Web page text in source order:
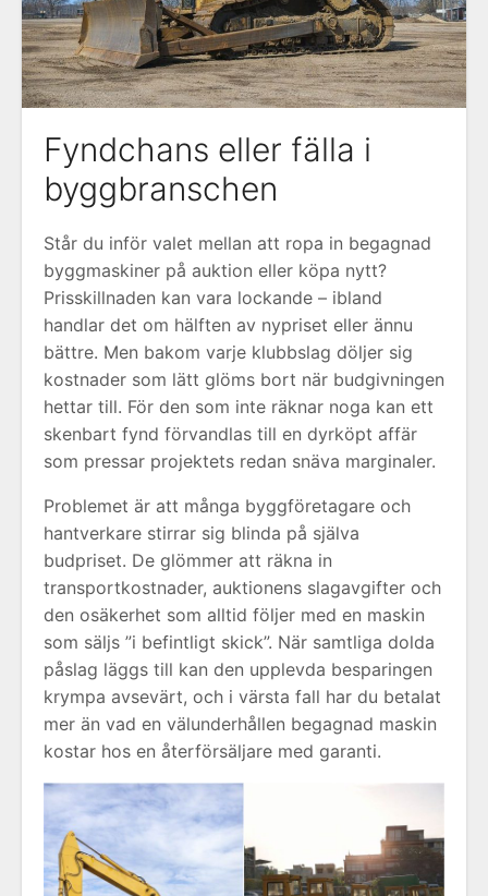
Fyndchans eller fälla i
byggbranschen
Står du inför valet mellan att ropa in begagnad
byggmaskiner på auktion eller köpa nytt?
Prisskillnaden kan vara lockande – ibland
handlar det om hälften av nypriset eller ännu
bättre. Men bakom varje klubbslag döljer sig
kostnader som lätt glöms bort när budgivningen
hettar till. För den som inte räknar noga kan ett
skenbart fynd förvandlas till en dyrköpt affär
som pressar projektets redan snäva marginaler.
Problemet är att många byggföretagare och
hantverkare stirrar sig blinda på själva
budpriset. De glömmer att räkna in
transportkostnader, auktionens slagavgifter och
den osäkerhet som alltid följer med en maskin
som säljs ”i befintligt skick”. När samtliga dolda
påslag läggs till kan den upplevda besparingen
krympa avsevärt, och i värsta fall har du betalat
mer än vad en välunderhållen begagnad maskin
kostar hos en återförsäljare med garanti.